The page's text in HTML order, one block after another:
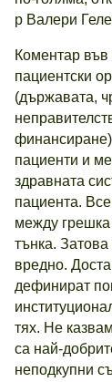
р Валери
Коментар
пациентски
(държавата,
финансиране)
пациенти и
здравната
пациента.
между
тънка.
вредно.
дефинират
тях. Не
са най-
неподкупни